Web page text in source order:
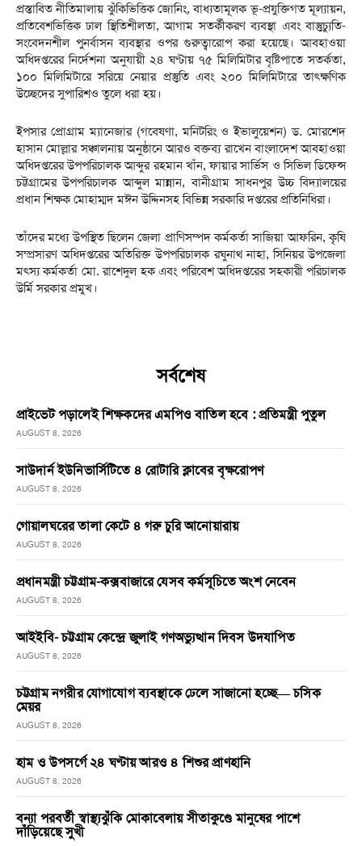
প্রস্তাবিত নীতিমালায় ঝুঁকিভিত্তিক জোনিং, বাধ্যতামূলক ভূ-প্রযুক্তিগত মূল্যায়ন,
প্রতিবেশভিত্তিক ঢাল স্থিতিশীলতা, আগাম সতর্কীকরণ ব্যবস্থা এবং বাস্তুচ্যুতি-
সংবেদনশীল পুনর্বাসন ব্যবস্থার ওপর গুরুত্বারোপ করা হয়েছে। আবহাওয়া
অধিদপ্তরের নির্দেশনা অনুযায়ী ২৪ ঘণ্টায় ৭৫ মিলিমিটার বৃষ্টিপাতে সতর্কতা,
১০০ মিলিমিটারে সরিয়ে নেয়ার প্রস্তুতি এবং ২০০ মিলিমিটারে তাৎক্ষণিক
উচ্ছেদের সুপারিশও তুলে ধরা হয়।
ইপসার প্রোগ্রাম ম্যানেজার (গবেষণা, মনিটরিং ও ইভালুয়েশন) ড. মোরশেদ
হাসান মোল্লার সঞ্চালনায় অনুষ্ঠানে আরও বক্তব্য রাখেন বাংলাদেশ আবহাওয়া
অধিদপ্তরের উপপরিচালক আব্দুর রহমান খাঁন, ফায়ার সার্ভিস ও সিভিল ডিফেন্স
চট্টগ্রামের উপপরিচালক আব্দুল মান্নান, বানীগ্রাম সাধনপুর উচ্চ বিদ্যালয়ের
প্রধান শিক্ষক মোহাম্মদ মঈন উদ্দিনসহ বিভিন্ন সরকারি দপ্তরের প্রতিনিধিরা।
তাঁদের মধ্যে উপস্থিত ছিলেন জেলা প্রাণিসম্পদ কর্মকর্তা সাজিয়া আফরিন, কৃষি
সম্প্রসারণ অধিদপ্তরের অতিরিক্ত উপপরিচালক রঘুনাথ নাহা, সিনিয়র উপজেলা
মৎস্য কর্মকর্তা মো. রাশেদুল হক এবং পরিবেশ অধিদপ্তরের সহকারী পরিচালক
উর্মি সরকার প্রমুখ।
সর্বশেষ
প্রাইভেট পড়ালেই শিক্ষকদের এমপিও বাতিল হবে : প্রতিমন্ত্রী পুতুল
AUGUST 8, 2026
সাউদার্ন ইউনিভার্সিটিতে ৪ রোটারি ক্লাবের বৃক্ষরোপণ
AUGUST 8, 2026
গোয়ালঘরের তালা কেটে ৪ গরু চুরি আনোয়ারায়
AUGUST 8, 2026
প্রধানমন্ত্রী চট্টগ্রাম-কক্সবাজারে যেসব কর্মসূচিতে অংশ নেবেন
AUGUST 8, 2026
আইইবি- চট্টগ্রাম কেন্দ্রে জুলাই গণঅভ্যুত্থান দিবস উদযাপিত
AUGUST 8, 2026
চট্টগ্রাম নগরীর যোগাযোগ ব্যবস্থাকে ঢেলে সাজানো হচ্ছে— চসিক
মেয়র
AUGUST 8, 2026
হাম ও উপসর্গে ২৪ ঘণ্টায় আরও ৪ শিশুর প্রাণহানি
AUGUST 8, 2026
বন্যা পরবর্তী স্বাস্থ্যঝুঁকি মোকাবেলায় সীতাকুণ্ডে মানুষের পাশে
দাঁড়িয়েছে সুখী